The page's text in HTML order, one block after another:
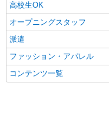
高校生OK
オープニングスタッフ
派遣
ファッション・アパレル
コンテンツ一覧